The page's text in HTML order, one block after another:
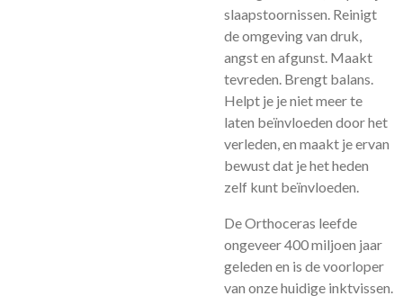
slaapstoornissen. Reinigt
de omgeving van druk,
angst en afgunst. Maakt
tevreden. Brengt balans.
Helpt je je niet meer te
laten beïnvloeden door het
verleden, en maakt je ervan
bewust dat je het heden
zelf kunt beïnvloeden.
De Orthoceras leefde
ongeveer 400 miljoen jaar
geleden en is de voorloper
van onze huidige inktvissen.